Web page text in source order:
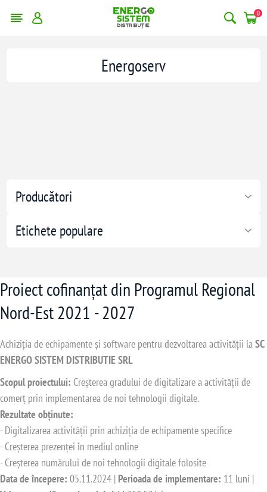
0
Producători
Etichete populare
Energoserv
Proiect cofinanțat din Programul Regional
Nord-Est 2021 - 2027
Achiziția de echipamente și software pentru dezvoltarea activității laSC
ENERGO SISTEM DISTRIBUTIE SRL
Scopul proiectului: Creșterea gradului de digitalizare a activității de
comerț prin implementarea de noi tehnologii digitale.
Rezultate obținute:
- Digitalizarea activității prin achiziția de echipamente specifice
- Creșterea prezenței în mediul online
- Creșterea numărului de noi tehnologii digitale folosite
Data de începere: 05.11.2024 | Perioada de implementare: 11 luni |